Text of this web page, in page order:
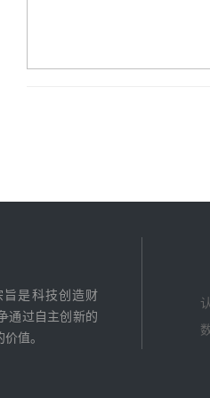
旨是科技创造财
通过自主创新的
值。